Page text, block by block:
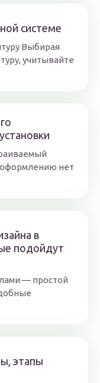
системе
Выбирая
учитывайте
нет
в
подойдут
— простой
этапы